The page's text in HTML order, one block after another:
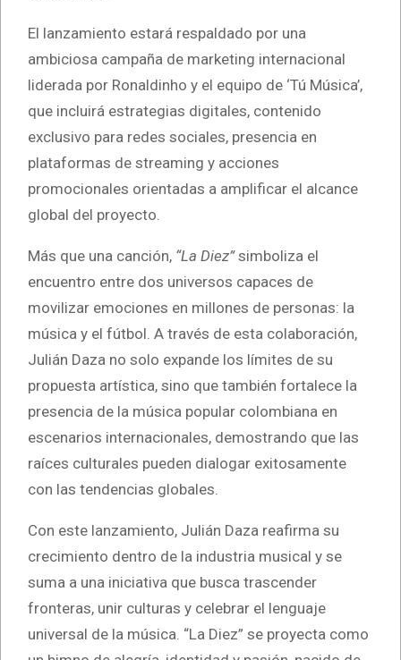
El lanzamiento estará respaldado por una
ambiciosa campaña de marketing internacional
liderada por Ronaldinho y el equipo de ‘Tú Música’,
que incluirá estrategias digitales, contenido
exclusivo para redes sociales, presencia en
plataformas de streaming y acciones
promocionales orientadas a amplificar el alcance
global del proyecto.
Más que una canción, “La Diez”simboliza el
encuentro entre dos universos capaces de
movilizar emociones en millones de personas: la
música y el fútbol. A través de esta colaboración,
Julián Daza no solo expande los límites de su
propuesta artística, sino que también fortalece la
presencia de la música popular colombiana en
escenarios internacionales, demostrando que las
raíces culturales pueden dialogar exitosamente
con las tendencias globales.
Con este lanzamiento, Julián Daza reafirma su
crecimiento dentro de la industria musical y se
suma a una iniciativa que busca trascender
fronteras, unir culturas y celebrar el lenguaje
universal de la música. “La Diez” se proyecta como